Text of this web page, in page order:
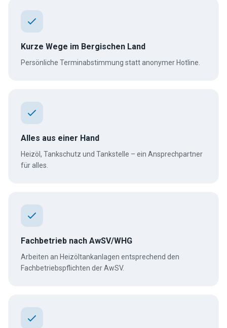
Kurze Wege im Bergischen Land
Persönliche Terminabstimmung statt anonymer Hotline.
Alles aus einer Hand
Heizöl, Tankschutz und Tankstelle – ein Ansprechpartner
für alles.
Fachbetrieb nach AwSV/WHG
Arbeiten an Heizöltankanlagen entsprechend den
Fachbetriebspflichten der AwSV.